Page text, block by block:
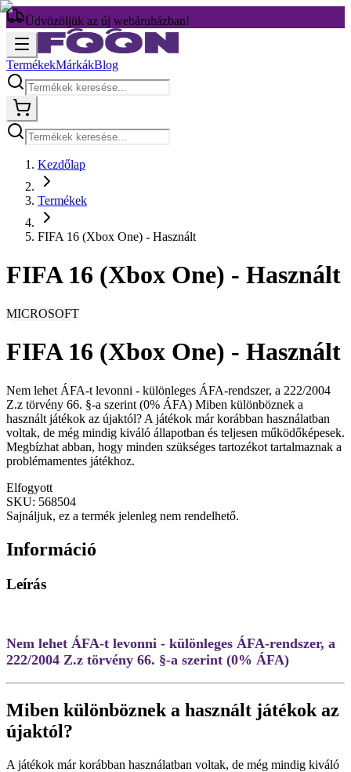
Üdvözöljük az új webáruházban!
TermékekMárkákBlog
Kezdőlap
Termékek
FIFA 16 (Xbox One) - Használt
FIFA 16 (Xbox One) - Használt
MICROSOFT
FIFA 16 (Xbox One) - Használt
Nem lehet ÁFA-t levonni - különleges ÁFA-rendszer, a 222/2004
Z.z törvény 66. §-a szerint (0% ÁFA) Miben különböznek a
használt játékok az újaktól? A játékok már korábban használatban
voltak, de még mindig kiváló állapotban és teljesen működőképesek.
Megbízhat abban, hogy minden szükséges tartozékot tartalmaznak a
problémamentes játékhoz.
Elfogyott
SKU: 568504
Sajnáljuk, ez a termék jelenleg nem rendelhető.
Információ
Leírás
Nem lehet ÁFA-t levonni - különleges ÁFA-rendszer, a
222/2004 Z.z törvény 66. §-a szerint (0% ÁFA)
Miben különböznek a használt játékok az
újaktól?
A játékok már korábban használatban voltak, de még mindig kiváló